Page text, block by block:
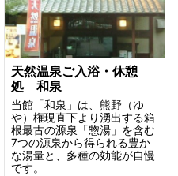
天然温泉ご入浴・休憩
処 和泉
当館「和泉」は、熊野（ゆ
や）権現直下より湧出する箱
根最古の源泉「惣湯」を含む
7つの源泉から得られる豊か
な湯量と、多種の効能が自慢
です。